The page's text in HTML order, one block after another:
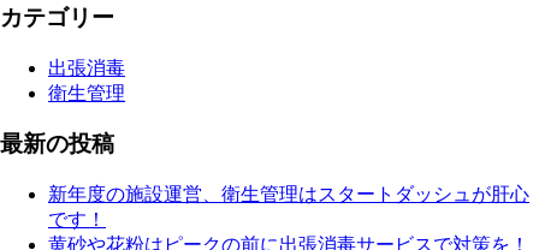
カテゴリー
出張消毒
衛生管理
最新の投稿
新年度の施設運営、衛生管理はスタートダッシュが肝心
です！
黄砂や花粉はピークの前に出張消毒サービスで対策を！